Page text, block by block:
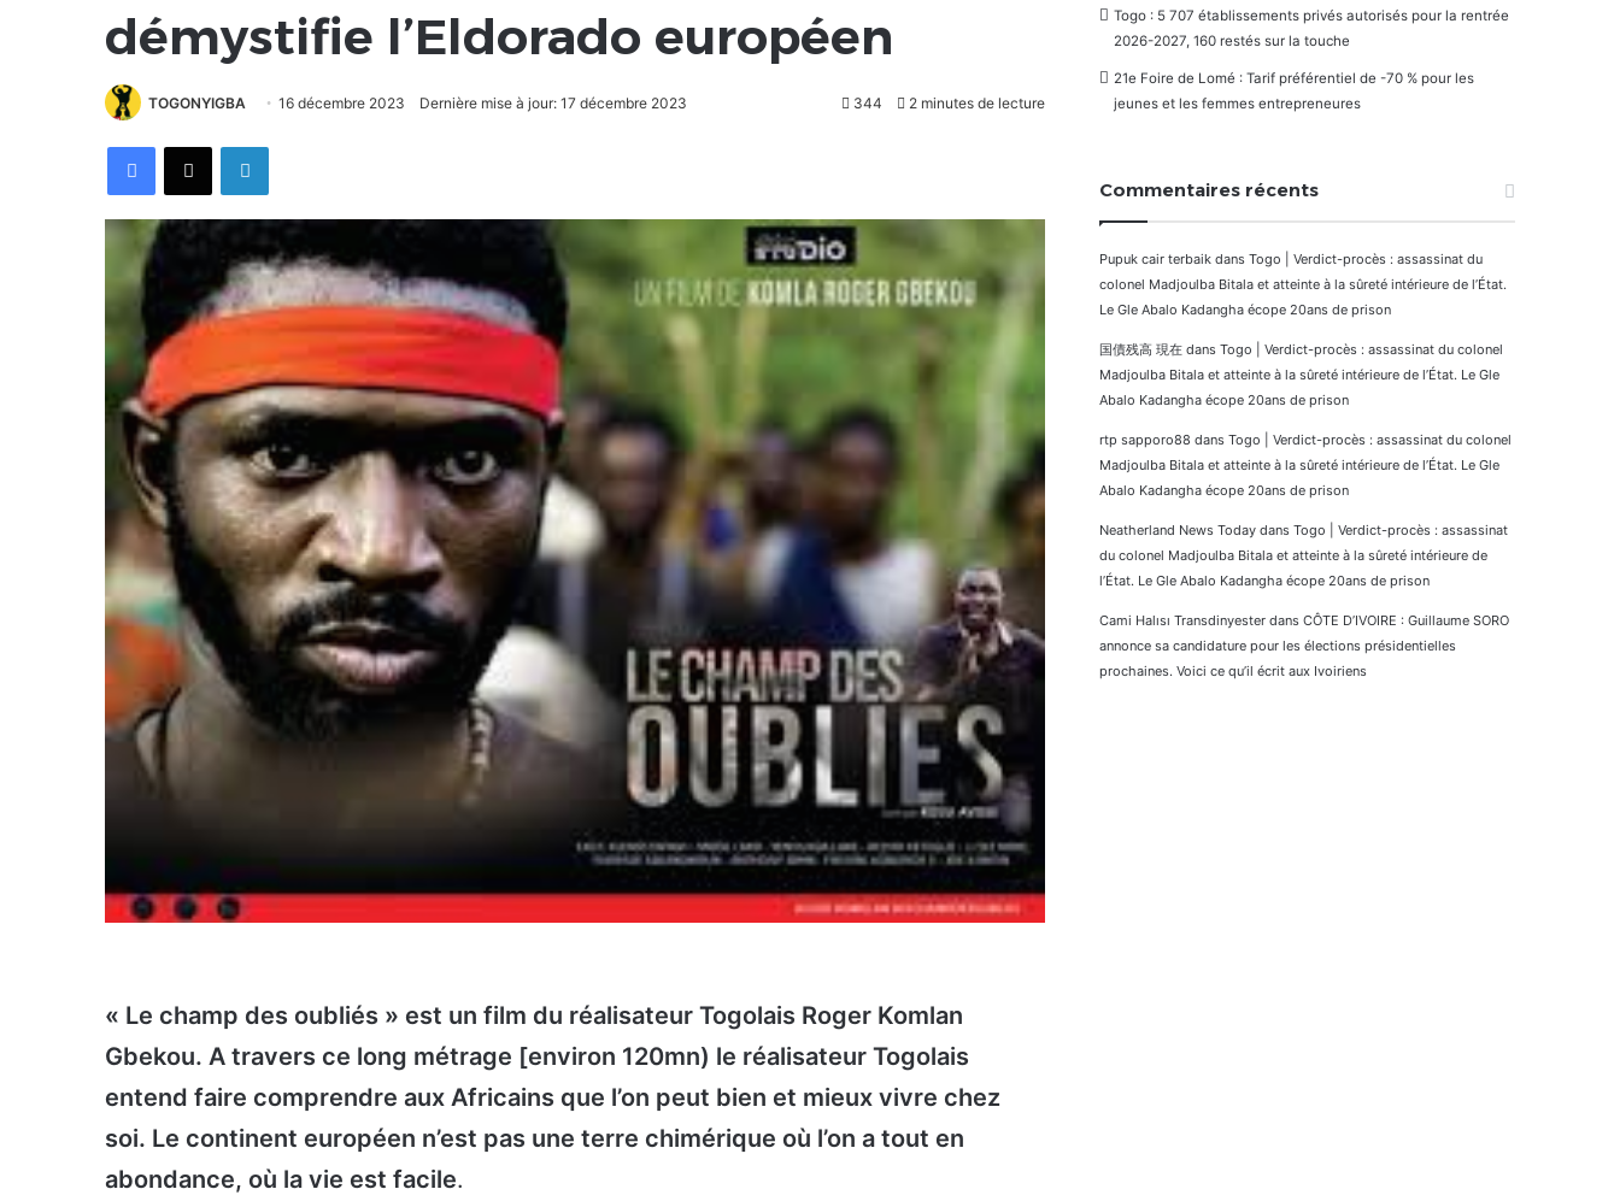
démystifie l’Eldorado européen
TOGONYIGBA 16 décembre 2023 Dernière mise à jour: 17 décembre 2023 344 2 minutes de lecture
FacebookX Linkedin
« Le champ des oubliés » est un film du réalisateur Togolais Roger Komlan
Gbekou. A travers ce long métrage [environ 120mn) le réalisateur Togolais
entend faire comprendre aux Africains que l’on peut bien et mieux vivre chez
soi. Le continent européen n’est pas une terre chimérique où l’on a tout en
abondance, où la vie est facile.
Togo : 5 707 établissements privés autorisés pour la rentrée
2026-2027, 160 restés sur la touche
21e Foire de Lomé : Tarif préférentiel de -70 % pour les
jeunes et les femmes entrepreneures
Commentaires récents
Pupuk cair terbaik dans Togo | Verdict-procès : assassinat du
colonel Madjoulba Bitala et atteinte à la sûreté intérieure de l’État.
Le Gle Abalo Kadangha écope 20ans de prison
国債残高 現在 dans Togo | Verdict-procès : assassinat du colonel
Madjoulba Bitala et atteinte à la sûreté intérieure de l’État. Le Gle
Abalo Kadangha écope 20ans de prison
rtp sapporo88 dans Togo | Verdict-procès : assassinat du colonel
Madjoulba Bitala et atteinte à la sûreté intérieure de l’État. Le Gle
Abalo Kadangha écope 20ans de prison
Neatherland News Today dans Togo | Verdict-procès : assassinat
du colonel Madjoulba Bitala et atteinte à la sûreté intérieure de
l’État. Le Gle Abalo Kadangha écope 20ans de prison
Cami Halısı Transdinyester dans CÔTE D’IVOIRE : Guillaume SORO
annonce sa candidature pour les élections présidentielles
prochaines. Voici ce qu’il écrit aux Ivoiriens